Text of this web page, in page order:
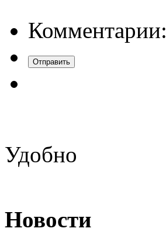
Комментарии:
Удобно
Новости